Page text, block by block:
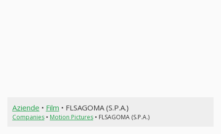
Aziende • Film • FLSAGOMA (S.P.A.)
Companies• Motion Pictures• FLSAGOMA (S.P.A.)